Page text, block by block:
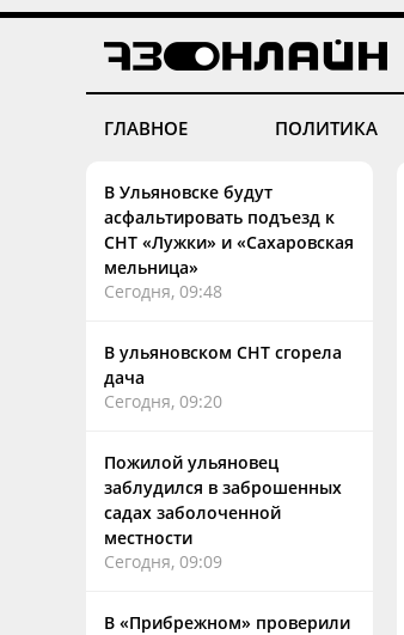
ГЛАВНОЕ ПОЛИТИКА
В Ульяновске будут
асфальтировать подъезд к
СНТ «Лужки» и «Сахаровская
мельница»
Сегодня, 09:48
В ульяновском СНТ сгорела
дача
Сегодня, 09:20
Пожилой ульяновец
заблудился в заброшенных
садах заболоченной
местности
Сегодня, 09:09
В «Прибрежном» проверили